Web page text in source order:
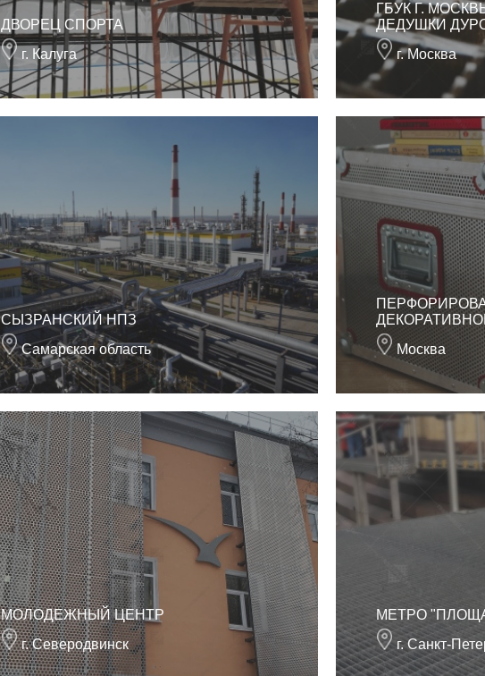
ДВОРЕЦ СПОРТА
г. Калуга
ГБУК Г.
ДЕДУШКИ
г. Москва
СЫЗРАНСКИЙ НПЗ
Самарская область
Москва
МОЛОДЕЖНЫЙ ЦЕНТР
г. Северодвинск
МЕТРО
г. Санкт-